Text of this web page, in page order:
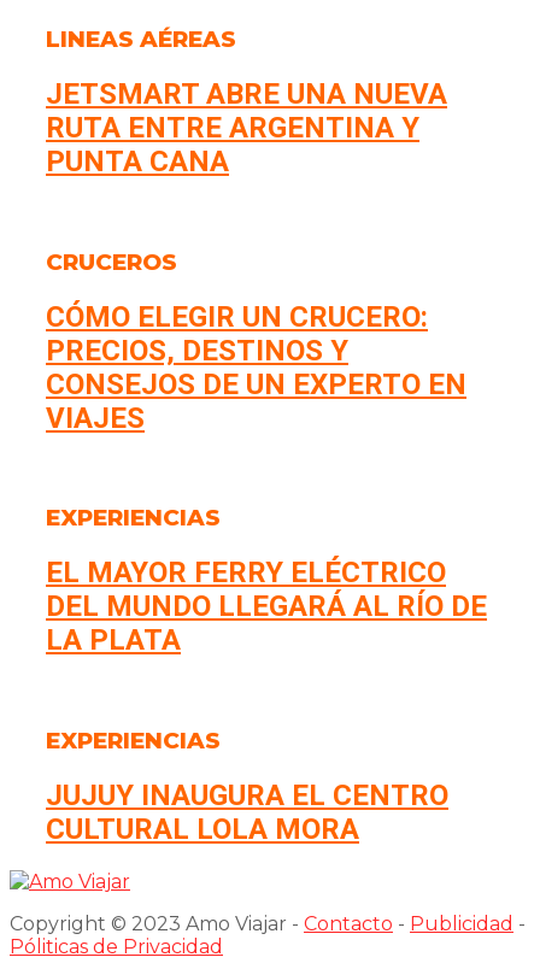
LINEAS AÉREAS
JETSMART ABRE UNA NUEVA
RUTA ENTRE ARGENTINA Y
PUNTA CANA
CRUCEROS
CÓMO ELEGIR UN CRUCERO:
PRECIOS, DESTINOS Y
CONSEJOS DE UN EXPERTO EN
VIAJES
EXPERIENCIAS
EL MAYOR FERRY ELÉCTRICO
DEL MUNDO LLEGARÁ AL RÍO DE
LA PLATA
EXPERIENCIAS
JUJUY INAUGURA EL CENTRO
CULTURAL LOLA MORA
Copyright © 2023 Amo Viajar - Contacto - Publicidad -
Póliticas de Privacidad